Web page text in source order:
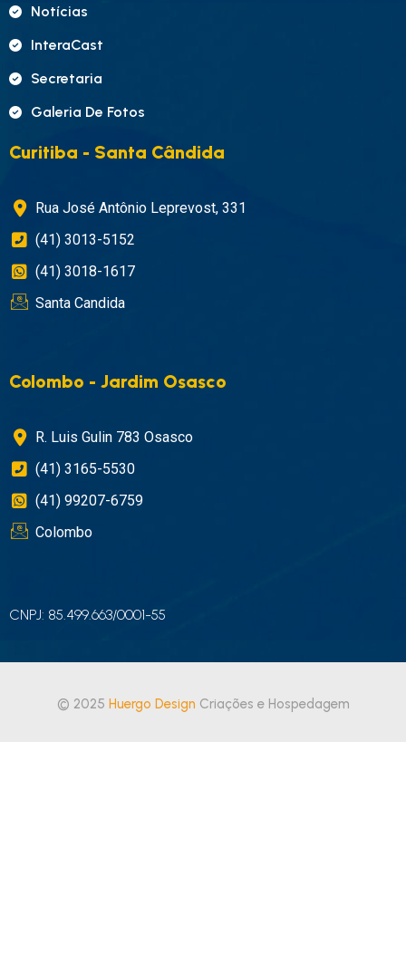
Notícias
InteraCast
Secretaria
Galeria De Fotos
Curitiba - Santa Cândida
Rua José Antônio Leprevost, 331
(41) 3013-5152
(41) 3018-1617
Santa Candida
Colombo - Jardim Osasco
R. Luis Gulin 783 Osasco
(41) 3165-5530
(41) 99207-6759
Colombo
CNPJ: 85.499.663/0001-55
© 2025 Huergo Design Criações e Hospedagem